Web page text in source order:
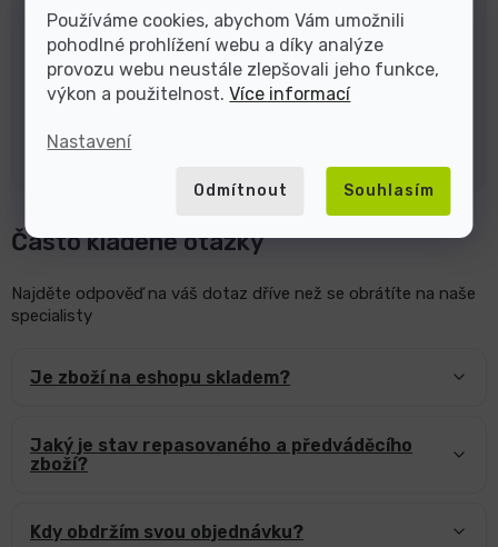
Používáme cookies, abychom Vám umožnili
pohodlné prohlížení webu a díky analýze
provozu webu neustále zlepšovali jeho funkce,
výkon a použitelnost.Více informací
Nastavení
Odmítnout Souhlasím
a do ulice U Pekáren.
Do navigace zadejte adresu U Pekáren 1644/1a,
Praha 10 – Hostivař. Zaparkovat můžete přímo u
prodejny.
Často kladené otázky
Najděte odpověď na váš dotaz dříve než se obrátíte na naše
specialisty
Je zboží na eshopu skladem?
Jaký je stav repasovaného a předváděcího
zboží?
Kdy obdržím svou objednávku?